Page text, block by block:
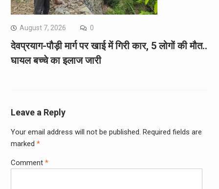
August 7, 2026 0
देवप्रयाग-पौड़ी मार्ग पर खाई में गिरी कार, 5 लोगों की मौत..
घायल बच्चे का इलाज जारी
Leave a Reply
Your email address will not be published. Required fields are
marked *
Comment *